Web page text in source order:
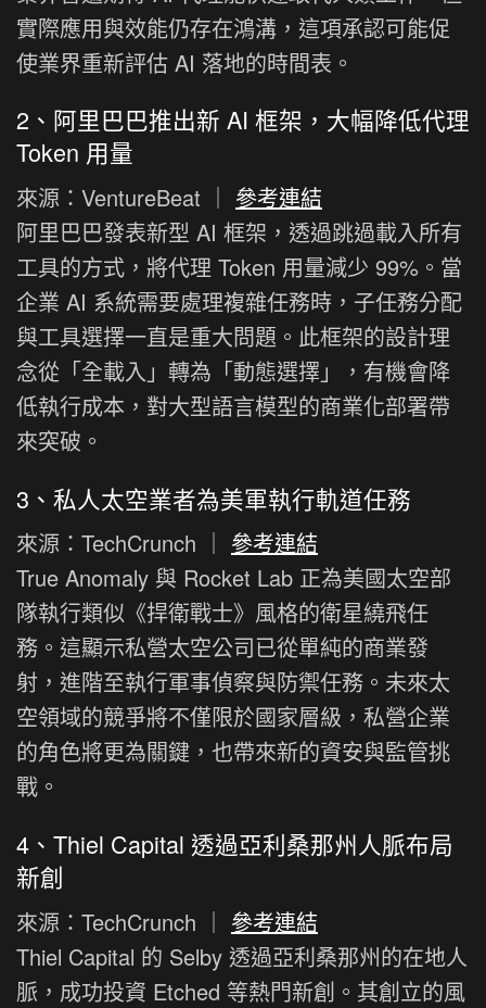
實際應用與效能仍存在鴻溝，這項承認可能促
使業界重新評估 AI 落地的時間表。
2、阿里巴巴推出新 AI 框架，大幅降低代理
Token 用量
來源：VentureBeat ｜ 參考連結
阿里巴巴發表新型 AI 框架，透過跳過載入所有
工具的方式，將代理 Token 用量減少 99%。當
企業 AI 系統需要處理複雜任務時，子任務分配
與工具選擇一直是重大問題。此框架的設計理
念從「全載入」轉為「動態選擇」，有機會降
低執行成本，對大型語言模型的商業化部署帶
來突破。
3、私人太空業者為美軍執行軌道任務
來源：TechCrunch ｜ 參考連結
True Anomaly 與 Rocket Lab 正為美國太空部
隊執行類似《捍衛戰士》風格的衛星繞飛任
務。這顯示私營太空公司已從單純的商業發
射，進階至執行軍事偵察與防禦任務。未來太
空領域的競爭將不僅限於國家層級，私營企業
的角色將更為關鍵，也帶來新的資安與監管挑
戰。
4、Thiel Capital 透過亞利桑那州人脈布局
新創
來源：TechCrunch ｜ 參考連結
Thiel Capital 的 Selby 透過亞利桑那州的在地人
脈，成功投資 Etched 等熱門新創。其創立的風